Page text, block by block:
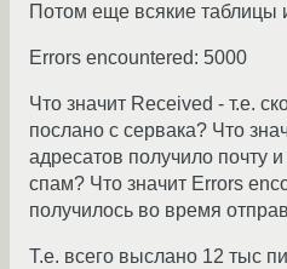
Потом еще всякие таблицы
Errors encountered: 5000
Что значит Received - т.е.
послано с сервака? Что
адресатов получило почту
спам? Что значит Errors
получилось во время
Т.е. всего выслано 12 тыс